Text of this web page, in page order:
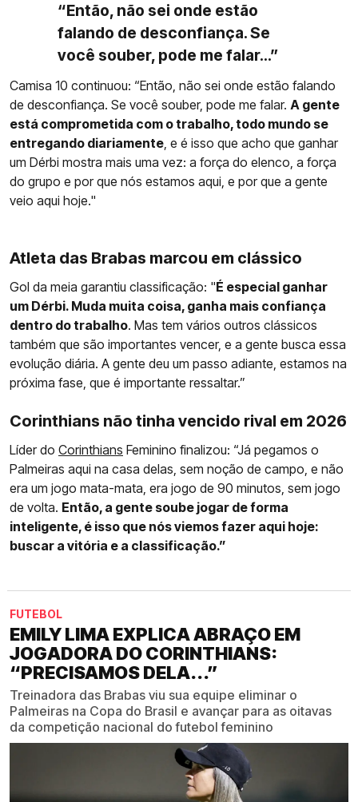
“Então, não sei onde estão
falando de desconfiança. Se
você souber, pode me falar...”
Camisa 10 continuou: “Então, não sei onde estão falando
de desconfiança. Se você souber, pode me falar. A gente
está comprometida com o trabalho, todo mundo se
entregando diariamente, e é isso que acho que ganhar
um Dérbi mostra mais uma vez: a força do elenco, a força
do grupo e por que nós estamos aqui, e por que a gente
veio aqui hoje."
Atleta das Brabas marcou em clássico
Gol da meia garantiu classificação: "É especial ganhar
um Dérbi. Muda muita coisa, ganha mais confiança
dentro do trabalho. Mas tem vários outros clássicos
também que são importantes vencer, e a gente busca essa
evolução diária. A gente deu um passo adiante, estamos na
próxima fase, que é importante ressaltar.”
Corinthians não tinha vencido rival em 2026
Líder do Corinthians Feminino finalizou: “Já pegamos o
Palmeiras aqui na casa delas, sem noção de campo, e não
era um jogo mata-mata, era jogo de 90 minutos, sem jogo
de volta. Então, a gente soube jogar de forma
inteligente, é isso que nós viemos fazer aqui hoje:
buscar a vitória e a classificação.”
FUTEBOL
EMILY LIMA EXPLICA ABRAÇO EM
JOGADORA DO CORINTHIANS:
“PRECISAMOS DELA...”
Treinadora das Brabas viu sua equipe eliminar o
Palmeiras na Copa do Brasil e avançar para as oitavas
da competição nacional do futebol feminino